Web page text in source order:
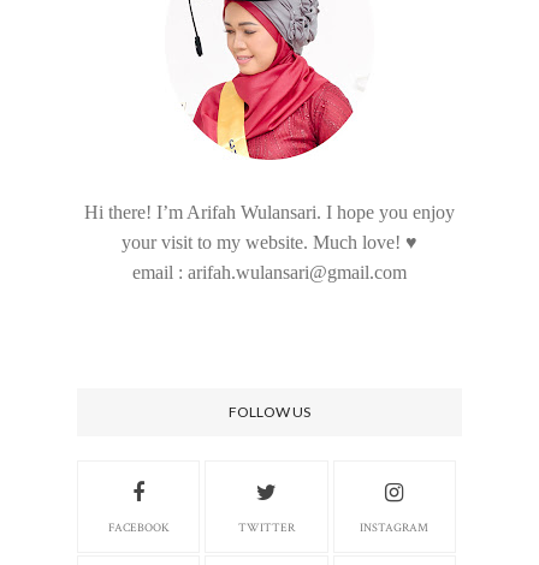
Hi there! I’m Arifah Wulansari. I hope you enjoy
your visit to my website. Much love! ♥
email : arifah.wulansari@gmail.com
FOLLOW US
FACEBOOK TWITTER INSTAGRAM